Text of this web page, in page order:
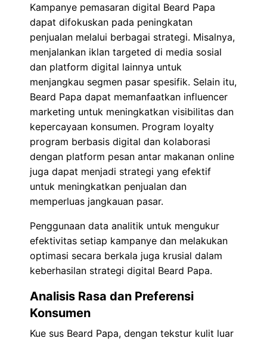
Kampanye pemasaran digital Beard Papa
dapat difokuskan pada peningkatan
penjualan melalui berbagai strategi. Misalnya,
menjalankan iklan targeted di media sosial
dan platform digital lainnya untuk
menjangkau segmen pasar spesifik. Selain itu,
Beard Papa dapat memanfaatkan influencer
marketing untuk meningkatkan visibilitas dan
kepercayaan konsumen. Program loyalty
program berbasis digital dan kolaborasi
dengan platform pesan antar makanan online
juga dapat menjadi strategi yang efektif
untuk meningkatkan penjualan dan
memperluas jangkauan pasar.
Penggunaan data analitik untuk mengukur
efektivitas setiap kampanye dan melakukan
optimasi secara berkala juga krusial dalam
keberhasilan strategi digital Beard Papa.
Analisis Rasa dan Preferensi
Konsumen
Kue sus Beard Papa, dengan tekstur kulit luar